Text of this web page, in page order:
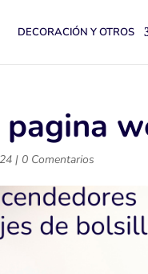
DECORACIÓN Y OTROS
pagina
| 0 Comentarios